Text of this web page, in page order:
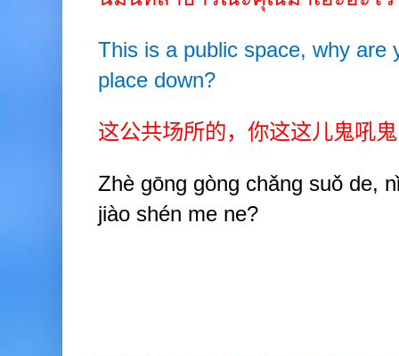
This is a public space, why are
place down?
这公共场所的，你这这儿鬼吼
Zhè gōng gòng chǎng suǒ de,
jiào shén me ne?